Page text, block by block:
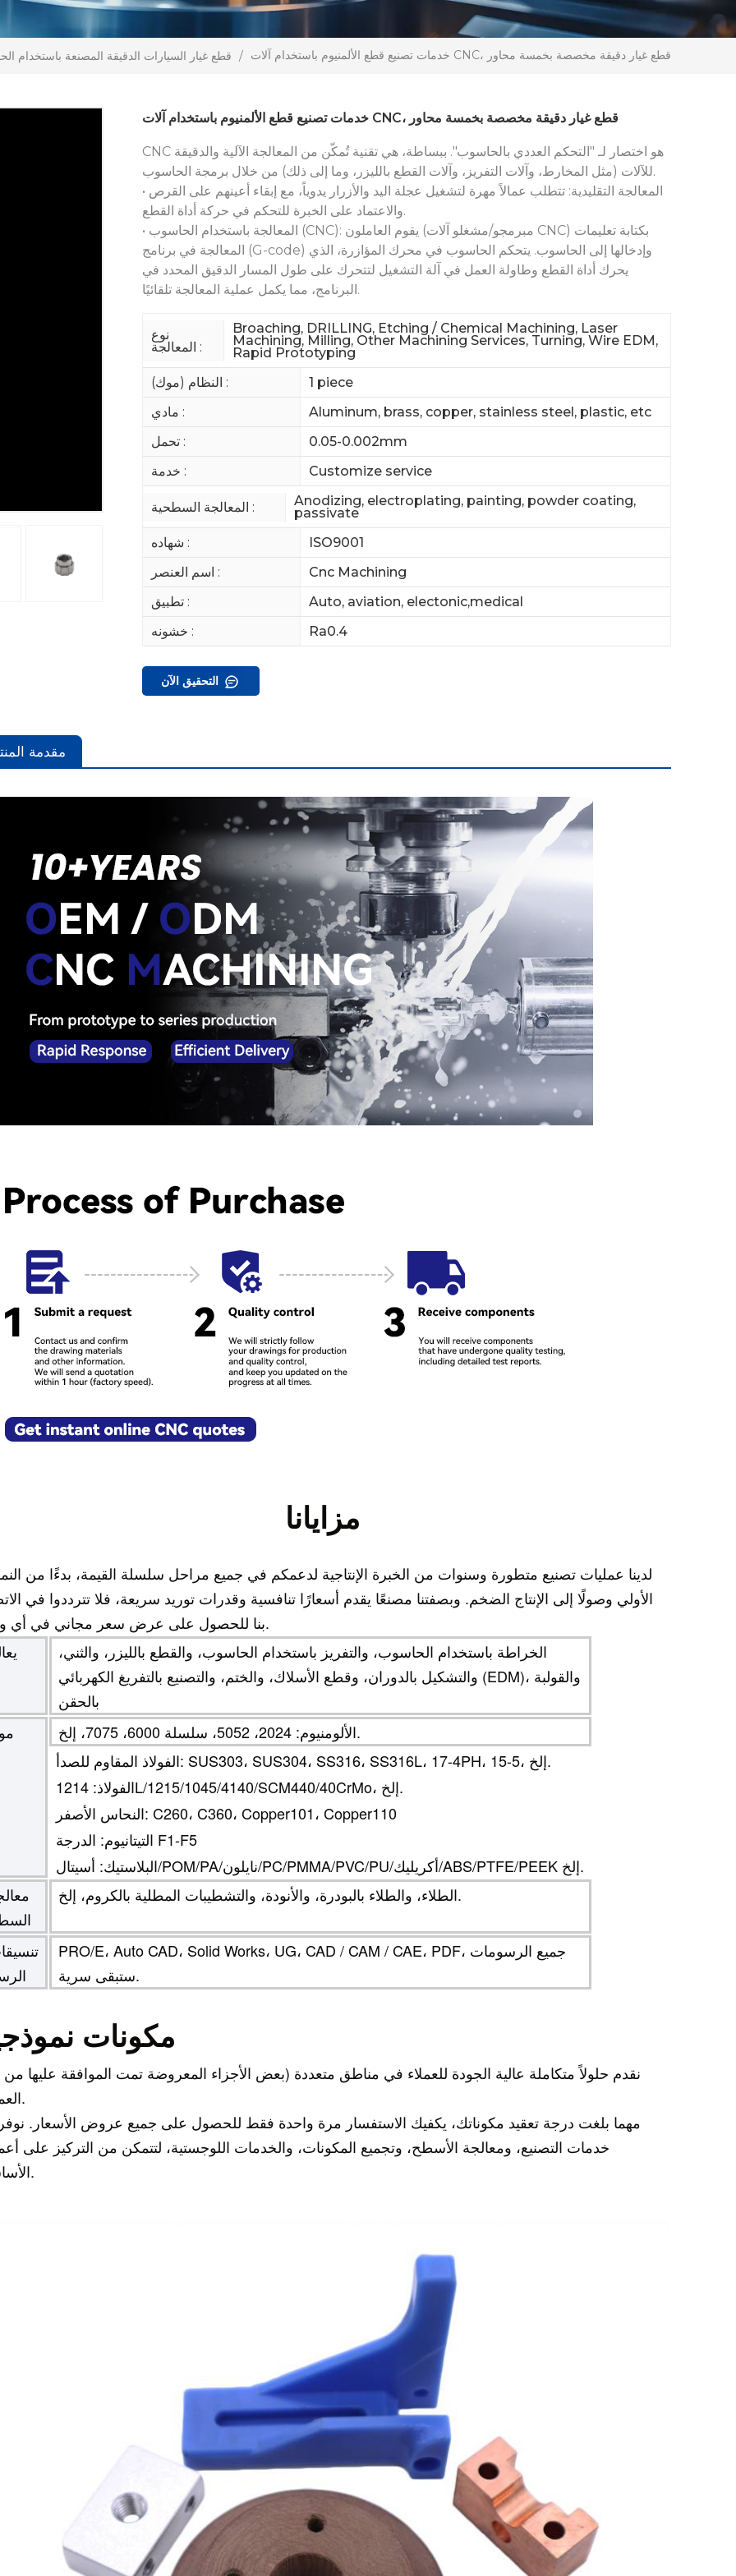
قطع غيار السيارات الدقيقة المصنعة باستخدام / خدمات تصنيع قطع الألمنيوم باستخدام آلات CNC، قطع غيار دقيقة مخصصة بخمسة محاور
خدمات تصنيع قطع الألمنيوم باستخدام آلات CNC، قطع غيار دقيقة مخصصة بخمسة محاور
CNC هو اختصار لـ "التحكم العددي بالحاسوب". ببساطة، هي تقنية تُمكّن من المعالجة الآلية والدقيقة
للآلات (مثل المخارط، وآلات التفريز، وآلات القطع بالليزر، وما إلى ذلك) من خلال برمجة الحاسوب.
• المعالجة التقليدية: تتطلب عمالاً مهرة لتشغيل عجلة اليد والأزرار يدوياً، مع إبقاء أعينهم على القرص
والاعتماد على الخبرة للتحكم في حركة أداة القطع.
• المعالجة باستخدام الحاسوب (CNC): يقوم العاملون (مبرمجو/مشغلو آلات CNC) بكتابة تعليمات
المعالجة في برنامج (G-code) وإدخالها إلى الحاسوب. يتحكم الحاسوب في محرك المؤازرة، الذي
يحرك أداة القطع وطاولة العمل في آلة التشغيل لتتحرك على طول المسار الدقيق المحدد في
البرنامج، مما يكمل عملية المعالجة تلقائيًا.
نوع
المعالجة :
Broaching, DRILLING, Etching / Chemical Machining, Laser
Machining, Milling, Other Machining Services, Turning, Wire EDM,
Rapid Prototyping
النظام (موك) :
1 piece
مادي :
Aluminum, brass, copper, stainless steel, plastic, etc
تحمل :
0.05-0.002mm
خدمة :
Customize service
المعالجة السطحية : Anodizing, electroplating, painting, powder coating,
passivate
شهاده :
ISO9001
اسم العنصر :
Cnc Machining
تطبيق :
Auto, aviation, electonic,medical
خشونه :
Ra0.4
التحقيق الآن
مقدمة
مزايانا
لدينا عمليات تصنيع متطورة وسنوات من الخبرة الإنتاجية لدعمكم في جميع مراحل سلسلة القيمة، بدءًا من
الأولي وصولًا إلى الإنتاج الضخم. وبصفتنا مصنعًا يقدم أسعارًا تنافسية وقدرات توريد سريعة، فلا تترددوا في
بنا للحصول على عرض سعر مجاني في أي وقت.
الخراطة باستخدام الحاسوب، والتفريز باستخدام الحاسوب، والقطع بالليزر، والثني،
والتشكيل بالدوران، وقطع الأسلاك، والختم، والتصنيع بالتفريغ الكهربائي (EDM)، والقولبة
بالحقن
الألومنيوم: 2024، 5052، سلسلة 6000، 7075، إلخ.
الفولاذ المقاوم للصدأ: SUS303، SUS304، SS316، SS316L، 17-4PH، 15-5، إلخ.
الفولاذ: 1214L/1215/1045/4140/SCM440/40CrMo، إلخ.
النحاس الأصفر: C260، C360، Copper101، Copper110
التيتانيوم: الدرجة F1-F5
البلاستيك: أسيتال/POM/PA/نايلون/PC/PMMA/PVC/PU/أكريليك/ABS/PTFE/PEEK إلخ.
الطلاء، والطلاء بالبودرة، والأنودة، والتشطيبات المطلية بالكروم، إلخ.
PRO/E، Auto CAD، Solid Works، UG، CAD / CAM / CAE، PDF، جميع الرسومات
ستبقى سرية.
مكونات
نقدم حلولاً متكاملة عالية الجودة للعملاء في مناطق متعددة (بعض الأجزاء المعروضة تمت الموافقة عليها
العميل).
مهما بلغت درجة تعقيد مكوناتك، يكفيك الاستفسار مرة واحدة فقط للحصول على جميع عروض الأسعار.
خدمات التصنيع، ومعالجة الأسطح، وتجميع المكونات، والخدمات اللوجستية، لتتمكن من التركيز على
الأساسية.